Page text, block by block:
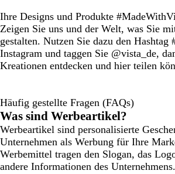
Ihre Designs und Produkte
Zeigen Sie uns und der Welt, was Sie
gestalten. Nutzen Sie dazu den
Instagram und taggen Sie @vista_de,
Kreationen entdecken und hier teilen
Häufig gestellte Fragen (FAQs)
Was sind Werbeartikel?
Werbeartikel sind personalisierte
Unternehmen als Werbung für Ihre
Werbemittel tragen den Slogan, das
andere Informationen des